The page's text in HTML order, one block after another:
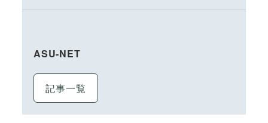
ASU-NET
記事一覧